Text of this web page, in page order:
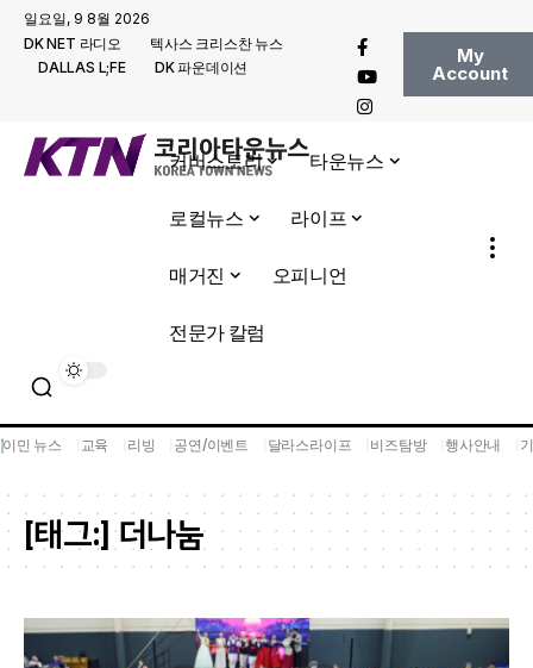
일요일, 9 8월 2026
DK NET 라디오
텍사스 크리스찬 뉴스
DALLAS L;FE
DK 파운데이션
My
Account
커버스토리 타운뉴스
로컬뉴스 라이프
매거진 오피니언
전문가 칼럼
이민 뉴스 교육 리빙 공연/이벤트 달라스라이프 비즈탐방 행사안내
[태그:]더나눔